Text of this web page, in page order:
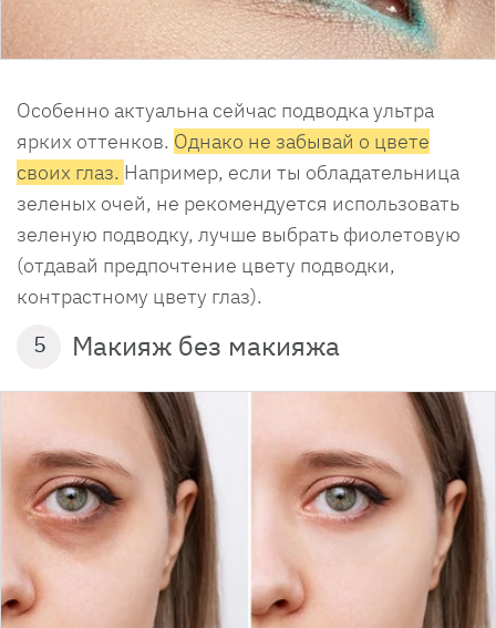
Особенно актуальна сейчас подводка ультра
ярких оттенков. Однако не забывай о цвете
своих глаз. Например, если ты обладательница
зеленых очей, не рекомендуется использовать
зеленую подводку, лучше выбрать фиолетовую
(отдавай предпочтение цвету подводки,
контрастному цвету глаз).
5 Макияж без макияжа